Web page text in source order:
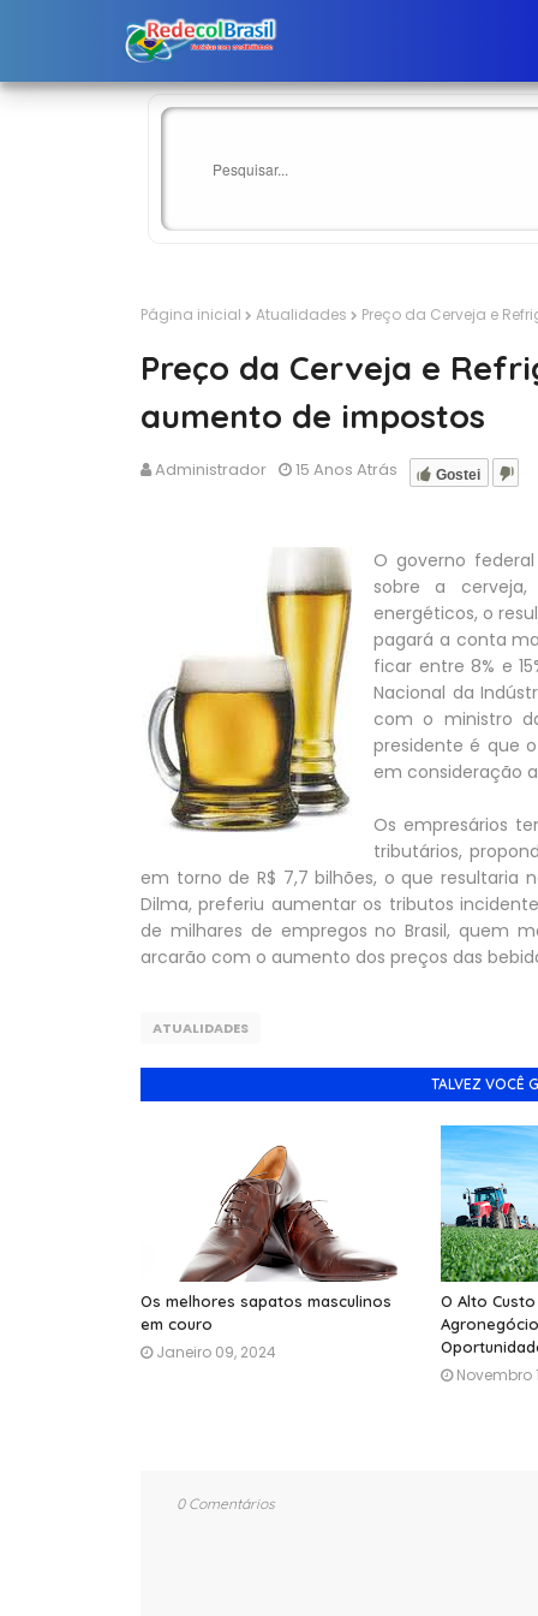
Página inicial Atualidades Preço da Cerveja e
Preço da Cerveja e
aumento de impostos
Administrador Gostei
15 Anos Atrás
O governo
sobre a
energéticos, o
pagará a conta
ficar entre 8% e
Nacional da
com o ministro
presidente é que
em consideração
Os empresários
tributários,
em torno de R$ 7,7 bilhões, o que
Dilma, preferiu aumentar os tributos
de milhares de empregos no Brasil, quem
arcarão com o aumento dos preços das
ATUALIDADES
TALVEZ VOCÊ
Os melhores sapatos masculinos
em couro
Janeiro 09, 2024
O Alto
Novembro
0 Comentários